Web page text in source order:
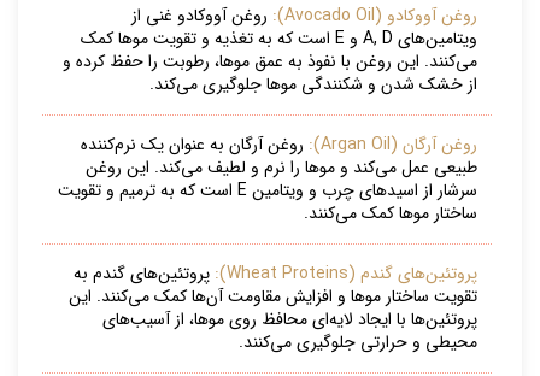
روغن آووکادو (Avocado Oil):
روغن آووکادو غنی از
ویتامین‌های A, D و E است که به تغذیه و تقویت موها کمک
می‌کنند. این روغن با نفوذ به عمق موها، رطوبت را حفظ کرده و
از خشک شدن و شکنندگی موها جلوگیری می‌کند.
روغن آرگان (Argan Oil):
روغن آرگان به عنوان یک نرم‌کننده
طبیعی عمل می‌کند و موها را نرم و لطیف می‌کند. این روغن
سرشار از اسیدهای چرب و ویتامین E است که به ترمیم و تقویت
ساختار موها کمک می‌کنند.
پروتئین‌های گندم (Wheat Proteins):
پروتئین‌های گندم به
تقویت ساختار موها و افزایش مقاومت آن‌ها کمک می‌کنند. این
پروتئین‌ها با ایجاد لایه‌ای محافظ روی موها، از آسیب‌های
محیطی و حرارتی جلوگیری می‌کنند.